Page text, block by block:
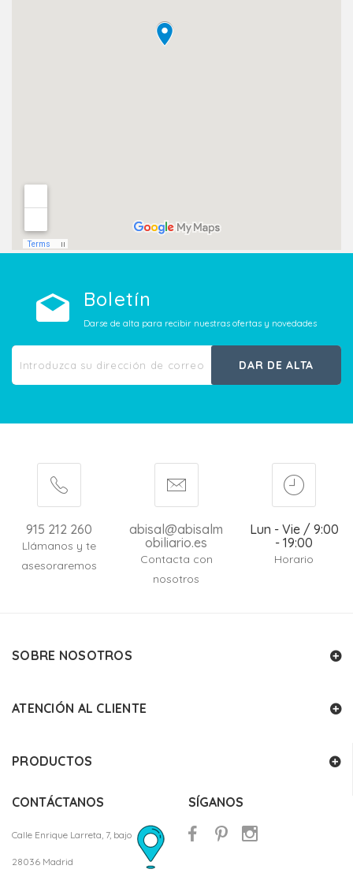
Boletín
Darse de alta para recibir nuestras ofertas y novedades
DAR DE ALTA
915 212 260
Llámanos y te
asesoraremos
abisal@abisalm
obiliario.es
Contacta con
nosotros
Lun - Vie / 9:00
- 19:00
Horario
SOBRE NOSOTROS
ATENCIÓN AL CLIENTE
PRODUCTOS
CONTÁCTANOS
Calle Enrique Larreta, 7, bajo
28036 Madrid
SÍGANOS